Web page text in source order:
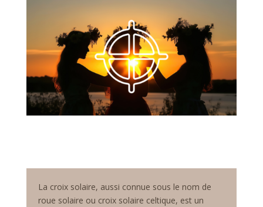
La croix solaire, aussi connue sous le nom de
roue solaire ou croix solaire celtique, est un